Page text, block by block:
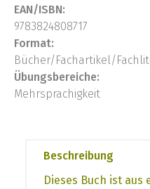
EAN/ISBN:
9783824808717
Format:
Bücher/Fachartikel/
Übungsbereiche:
Mehrsprachigkeit
Beschreibung
Dieses Buch ist